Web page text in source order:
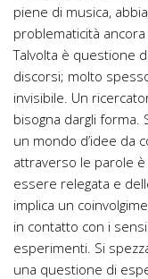
piene di musica,
problematicità
Talvolta è questione
discorsi; molto
invisibile. Un
bisogna dargli forma.
un mondo d’idee da
attraverso le parole
essere relegata e
implica un
in contatto con i
esperimenti. Si
una questione di